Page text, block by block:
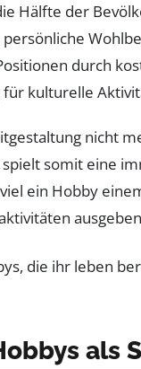
Hälfte der
durch
für kulturelle
nicht
somit eine
ein Hobby
als